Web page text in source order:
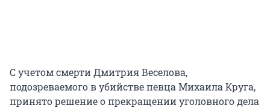
С учетом смерти Дмитрия Веселова,
подозреваемого в убийстве певца Михаила Круга,
принято решение о прекращении уголовного дела